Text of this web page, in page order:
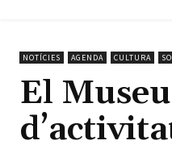
NOTÍCIES AGENDA CULTURA
El